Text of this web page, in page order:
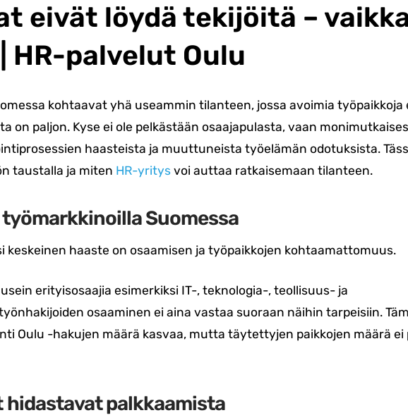
eivät löydä tekijöitä –
HR-palvelut Oulu
kohtaavat yhä useammin tilanteen, jossa avoimia työpaikkoja
on paljon. Kyse ei ole pelkästään osaajapulasta, vaan
haasteista ja muuttuneista työelämän odotuksista.
taustalla ja miten HR-yritysvoi auttaa ratkaisemaan tilanteen.
Suomessa
keskeinen haaste on osaamisen ja työpaikkojen kohtaamattomuus.
erityisosaajia esimerkiksi IT-, teknologia-, teollisuus- ja
osaaminen ei aina vastaa suoraan näihin tarpeisiin.
Oulu -hakujen määrä kasvaa, mutta täytettyjen paikkojen määrä ei
palkkaamista